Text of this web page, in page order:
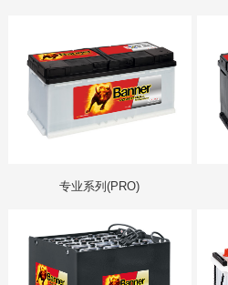
专业系列(PRO)